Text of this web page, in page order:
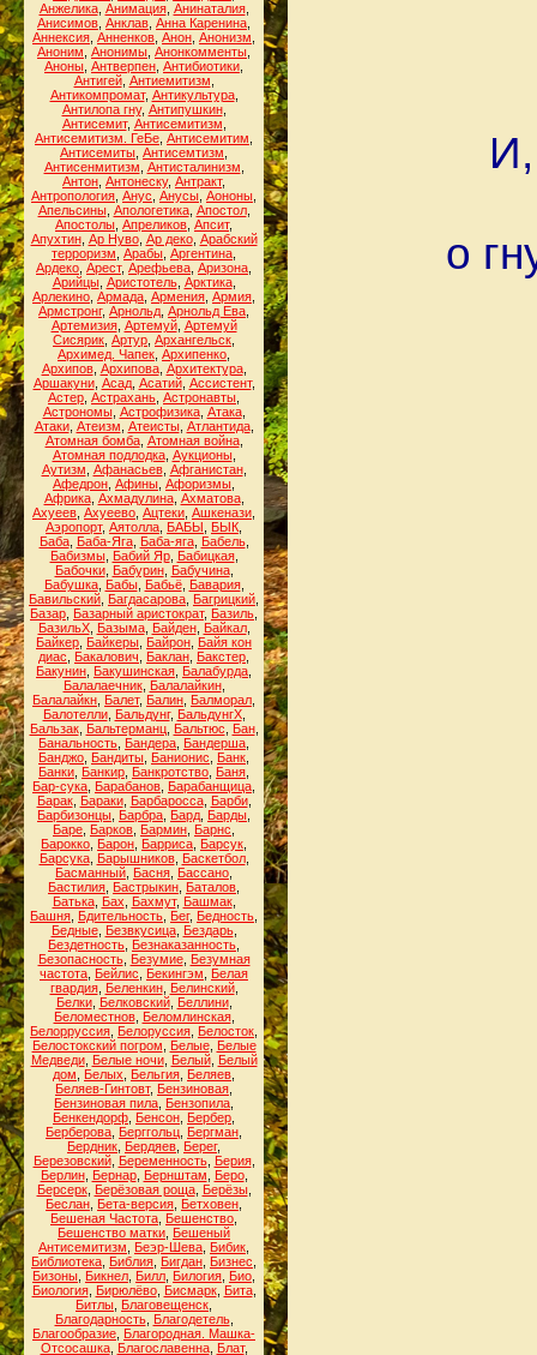
Анжелика, Анимация, Анинаталия,
Анисимов Анклав Анна Каренина
Аннексия Анненков Анон Анонизм
Аноним Анонимы Анонкомменты
Аноны Антверпен Антибиотики
Антигей, Антиемитизм
Антикомпромат, Антикультура,
Антилопа гну, Антипушкин,
Антисемит, Антисемитизм
Антисемитизм. ГеБе Антисемитим
Антисемиты Антисемтизм
Антисенмитизм Антисталинизм
Антон Антонеску, Антракт,
Антропология Анус Анусы Аононы
Апельсины, Апологетика, Апостол,
Апостолы Апреликов Апсит,
Апухтин, Ар Нуво, Ар деко, Арабский
терроризм Арабы Аргентина
Ардеко Арест, Арефьева Аризона
Арийцы, Аристотель, Арктика,
Арлекино Армада Армения Армия
Армстронг, Арнольд Арнольд Ева
Артемизия, Артемуй, Артемуй
Сисярик Артур Архангельск
Архимед. Чапек Архипенко
Архипов, Архипова, Архитектура,
Аршакуни, Асад, Асатий, Ассистент,
Астер Астрахань Астронавты
Астрономы, Астрофизика, Атака,
Атаки, Атеизм Атеисты, Атлантида,
Атомная бомба, Атомная война,
Атомная подлодка, Аукционы,
Аутизм Афанасьев, Афганистан,
Афедрон Афины Афоризмы
Африка, Ахмадулина, Ахматова,
Ахуеев Ахуеево Ацтеки Ашкенази
Аэропорт, Аятолла БАБЫ БЫК
Баба, Баба-Яга, Баба-яга, Бабель,
Бабизмы, Бабий Яр, Бабицкая,
Бабочки, Бабурин, Бабучина,
Бабушка, Бабы, Бабьё, Бавария,
Бавильский Багдасарова Багрицкий
Базар Базарный аристократ, Базиль
БазильХ, Базыма, Байден, Байкал,
Байкер Байкеры Байрон Байя кон
диас
Бакалович Баклан Бакстер
Бакунин Бакушинская Балабурда
Балалаечник, Балалайкин,
Балалайкн Балет, Балин Балморал
Балотелли, Бальдунг, БальдунгХ,
Бальзак, Бальтерманц, Бальтюс Бан,
Банальность Бандера Бандерша
Банджо Бандиты Банионис Банк
Банки Банкир Банкротство Баня
Бар-сука Барабанов Барабанщица
Барак, Бараки, Барбаросса, Барби,
Барбизонцы Барбра Бард Барды
Баре Барков Бармин Барнс
Барокко Барон Барриса Барсук
Барсука, Барышников, Баскетбол,
Басманный Басня Бассано
Бастилия Бастрыкин Баталов
Батька, Бах Бахмут, Башмак,
Башня Бдительность Бег, Бедность
Бедные, Безвкусица, Бездарь,
Бездетность Безнаказанность
Безопасность, Безумие, Безумная
частота Бейлис Бекингэм
Белая
гвардия, Беленкин, Белинский,
Белки, Белковский, Беллини,
Беломестнов, Беломлинская,
Белорруссия Белоруссия Белосток
Белостокский погром
Белые, Белые
Медведи, Белые ночи, Белый, Белый
дом
Белых Бельгия Беляев
Беляев-Гинтовт, Бензиновая
Бензиновая пила Бензопила
Бенкендорф Бенсон Бербер
Берберова Берггольц Бергман
Бердник Бердяев Берег,
Березовский, Беременность, Берия,
Берлин, Бернар, Бернштам Беро,
Берсерк, Берёзовая роща, Берёзы,
Беслан Бета-версия Бетховен
Бешеная Частота Бешенство
Бешенство матки Бешеный
Антисемитизм
Беэр-Шева Бибик
Библиотека Библия Бигдан Бизнес
Бизоны Бикнел Билл Билогия Био
Биология, Бирюлёво, Бисмарк, Бита,
Битлы Благовещенск
Благодарность, Благодетель,
Благообразие Благородная. Машка-
Отсосашка, Благославенна, Блат,
о